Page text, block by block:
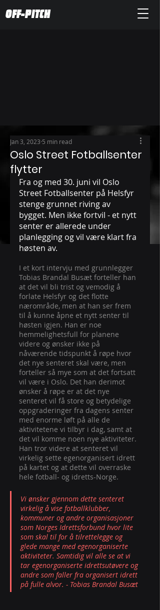
OFF-PITCH
Oslo Street Fotballsenter
flytter
Jan 3, 2023 5 min read
Fra og med 30. juni vil Oslo
Street Fotballsenter på Helsfyr
stenge grunnet riving av
bygget. Men ikke fortvil - et nytt
senter er allerede under
planlegging og vil være klart fra
høsten av.
I et kort intervju med grunnlegger
Tobias Brandal Busæt forteller han
at det vil bli trist og vemodig å
forlate Helsfyr og det flotte
nærområde, men at han ser frem
til å kunne åpne et nytt senter til
høsten igjen. Han er noe
hemmelighetsfull for planene
videre og ønsker ikke på
nåværende tidspunkt å røpe hvor
det nye senteret skal være, men
forteller så mye som at det fortsatt
vil være i Oslo. Det han derimot
ønsker å røpe er at det nye
senteret vil få store og betydelige
oppgraderinger fra dagens senter
med enorme løft på alle de
aktivitetene vi tilbyr i dag, samt at
det vil komme noen nye aktiviteter.
Han tror videre at senteret vil
virkelig sette egenorganisert idrett
på kartet og at dette vil overraske
hele fotball- og idretts-Norge.
Vi ønsker gjennom dette senteret
virkelig å vise fotballklubber,
kommuner og andre organisasjoner
som Norges Idrettsforbund hvor lite
som skal til for å tilrettelegge og
glede mange med egenorganiserte
aktiviteter. Samtidig vil alle se at vi
tar egenorganiserte idrettsutøvere og
andre som faller fra organisert idrett
på fulle alvor. - Tobias Brandal Busæt